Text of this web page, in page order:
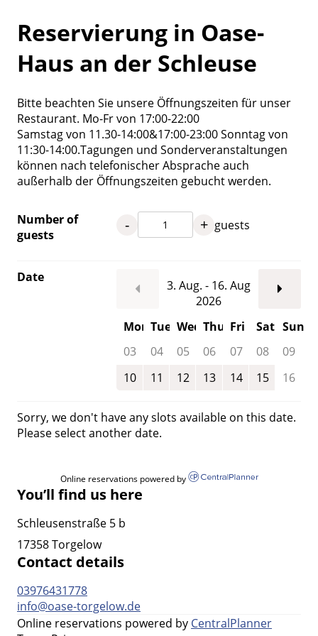
Reservierung in Oase-
Haus an der Schleuse
Bitte beachten Sie unsere Öffnungszeiten für unser
Restaurant. Mo-Fr von 17:00-22:00
Samstag von 11.30-14:00&17:00-23:00 Sonntag von
11:30-14:00.Tagungen und Sonderveranstaltungen
können nach telefonischer Absprache auch
außerhalb der Öffnungszeiten gebucht werden.
Number of
guests
- + guests
Date
3. Aug. - 16. Aug
2026
Mon Tue Wed Thu Fri Sat Sun
03
04 05 06 07 08
09
10
11 12 13 14 15 16
Sorry, we don't have any slots available on this date.
Please select another date.
Online reservations powered by
You’ll find us here
Schleusenstraße 5 b
17358 Torgelow
Contact details
03976431778
info@oase-torgelow.de
Online reservations powered by CentralPlanner